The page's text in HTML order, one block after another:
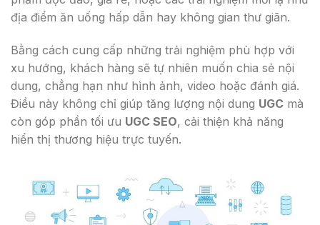
địa điểm ăn uống hấp dẫn hay không gian thư giãn.
Bằng cách cung cấp những trải nghiệm phù hợp với
xu hướng, khách hàng sẽ tự nhiên muốn chia sẻ nội
dung, chẳng hạn như hình ảnh, video hoặc đánh giá.
Điều này không chỉ giúp tăng lượng nội dung UGC mà
còn góp phần tối ưu UGC SEO, cải thiện khả năng
hiển thị thương hiệu trực tuyến.